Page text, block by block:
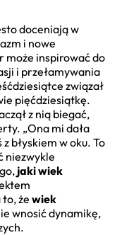
doceniają w
i nowe
może inspirować do
i przełamywania
związał
pięćdziesiątkę.
z nią biegać,
„Ona mi dała
błyskiem w oku. To
niezwykle
jaki wiek
że wiek
wnosić dynamikę,